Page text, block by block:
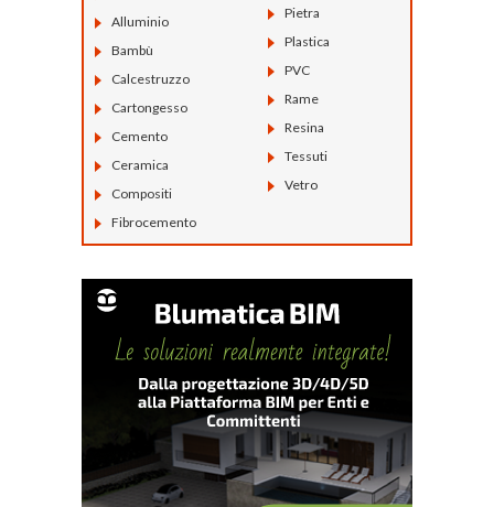
Alluminio
Bambù
Calcestruzzo
Cartongesso
Cemento
Ceramica
Compositi
Fibrocemento
Pietra
Plastica
PVC
Rame
Resina
Tessuti
Vetro